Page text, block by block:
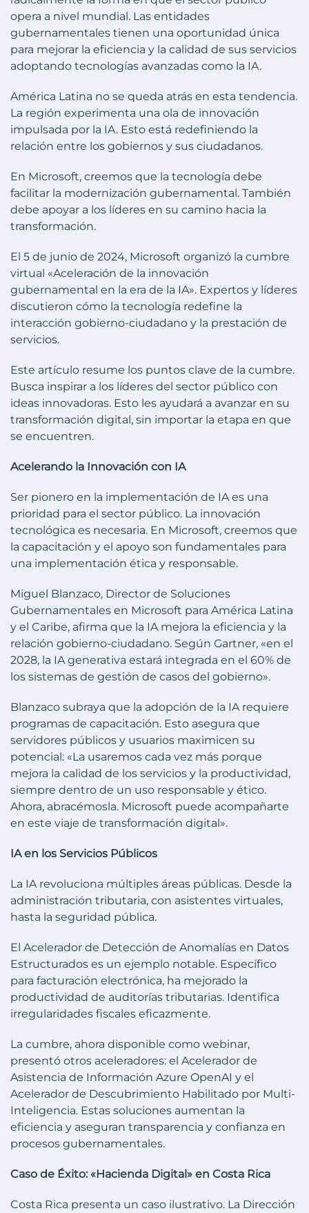
opera a nivel mundial. Las entidades
gubernamentales tienen una oportunidad única
para mejorar la eficiencia y la calidad de sus servicios
adoptando tecnologías avanzadas como la IA.
América Latina no se queda atrás en esta tendencia.
La región experimenta una ola de innovación
impulsada por la IA. Esto está redefiniendo la
relación entre los gobiernos y sus ciudadanos.
En Microsoft, creemos que la tecnología debe
facilitar la modernización gubernamental. También
debe apoyar a los líderes en su camino hacia la
transformación.
El 5 de junio de 2024, Microsoft organizó la cumbre
virtual «Aceleración de la innovación
gubernamental en la era de la IA». Expertos y líderes
discutieron cómo la tecnología redefine la
interacción gobierno-ciudadano y la prestación de
servicios.
Este artículo resume los puntos clave de la cumbre.
Busca inspirar a los líderes del sector público con
ideas innovadoras. Esto les ayudará a avanzar en su
transformación digital, sin importar la etapa en que
se encuentren.
Acelerando la Innovación con IA
Ser pionero en la implementación de IA es una
prioridad para el sector público. La innovación
tecnológica es necesaria. En Microsoft, creemos que
la capacitación y el apoyo son fundamentales para
una implementación ética y responsable.
Miguel Blanzaco, Director de Soluciones
Gubernamentales en Microsoft para América Latina
y el Caribe, afirma que la IA mejora la eficiencia y la
relación gobierno-ciudadano. Según Gartner, «en el
2028, la IA generativa estará integrada en el 60% de
los sistemas de gestión de casos del gobierno».
Blanzaco subraya que la adopción de la IA requiere
programas de capacitación. Esto asegura que
servidores públicos y usuarios maximicen su
potencial: «La usaremos cada vez más porque
mejora la calidad de los servicios y la productividad,
siempre dentro de un uso responsable y ético.
Ahora, abracémosla. Microsoft puede acompañarte
en este viaje de transformación digital».
IA en los Servicios Públicos
La IA revoluciona múltiples áreas públicas. Desde la
administración tributaria, con asistentes virtuales,
hasta la seguridad pública.
El Acelerador de Detección de Anomalías en Datos
Estructurados es un ejemplo notable. Específico
para facturación electrónica, ha mejorado la
productividad de auditorías tributarias. Identifica
irregularidades fiscales eficazmente.
La cumbre, ahora disponible como webinar,
presentó otros aceleradores: el Acelerador de
Asistencia de Información Azure OpenAI y el
Acelerador de Descubrimiento Habilitado por Multi-
Inteligencia. Estas soluciones aumentan la
eficiencia y aseguran transparencia y confianza en
procesos gubernamentales.
Caso de Éxito: «Hacienda Digital» en Costa Rica
Costa Rica presenta un caso ilustrativo. La Dirección